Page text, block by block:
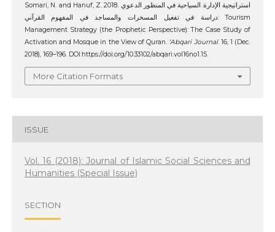
Somari, N. and Hanuf, Z. 2018. استراتيجية الإدارة السياحية في المنظور الدعوي
دراسة في تفعيل المسخرات والمساجد في المفهوم القرآني: Tourism
Management Strategy (the Prophetic Perspective): The Case Study of
Activation and Mosque in the View of Quran.
‘Abqari Journal. 16, 1 (Dec.
2018), 169–196. DOI:https://doi.org/10.33102/abqari.vol16no1.15.
More Citation Formats
ISSUE
Vol. 16 (2018): Journal of Islamic Social Sciences and
Humanities (Special Issue)
SECTION